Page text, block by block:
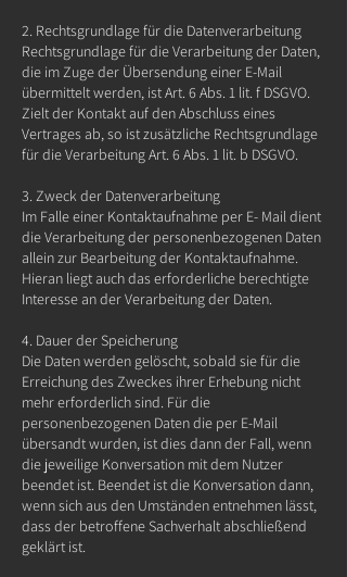
2. Rechtsgrundlage für die Datenverarbeitung
Rechtsgrundlage für die Verarbeitung der Daten,
die im Zuge der Übersendung einer E-Mail
übermittelt werden, ist Art. 6 Abs. 1 lit. f DSGVO.
Zielt der Kontakt auf den Abschluss eines
Vertrages ab, so ist zusätzliche Rechtsgrundlage
für die Verarbeitung Art. 6 Abs. 1 lit. b DSGVO.
3. Zweck der Datenverarbeitung
Im Falle einer Kontaktaufnahme per E- Mail dient
die Verarbeitung der personenbezogenen Daten
allein zur Bearbeitung der Kontaktaufnahme.
Hieran liegt auch das erforderliche berechtigte
Interesse an der Verarbeitung der Daten.
4. Dauer der Speicherung
Die Daten werden gelöscht, sobald sie für die
Erreichung des Zweckes ihrer Erhebung nicht
mehr erforderlich sind. Für die
personenbezogenen Daten die per E-Mail
übersandt wurden, ist dies dann der Fall, wenn
die jeweilige Konversation mit dem Nutzer
beendet ist. Beendet ist die Konversation dann,
wenn sich aus den Umständen entnehmen lässt,
dass der betroffene Sachverhalt abschließend
geklärt ist.